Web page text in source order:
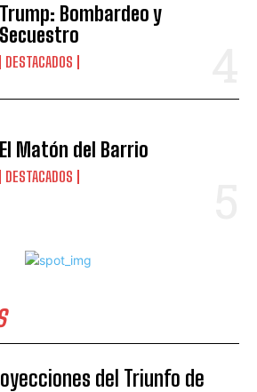
Trump: Bombardeo y
Secuestro
DESTACADOS
El Matón del Barrio
DESTACADOS
del Triunfo de